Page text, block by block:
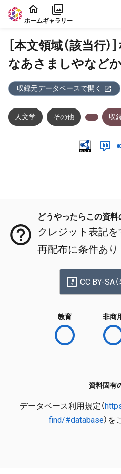
本文に飛ぶ
ホームギャラリー
［本文領域（該当行
なあさましやなど
収録元データベースで開く
人文学 その他 収
どうやったらこの資料
クレジット表記を
再配布に条件あり
CC BY-SA
教育 非商
資料固有
データベース利用規定（
find/#database）を